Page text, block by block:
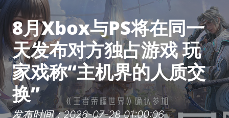
8月Xbox与PS将在同一
天发布对方独占游戏 玩
家戏称“主机界的人质交
换”
发布时间：2026-07-28 01:00:06